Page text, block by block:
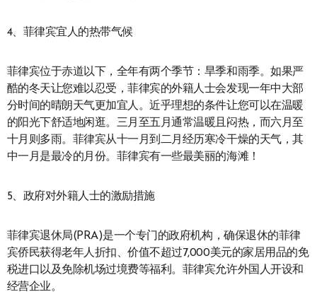
4、菲律宾宜人的热带气候
菲律宾位于赤道以下，全年有两个季节：旱季和雨季。如果严
酷的冬天让您难以忍受，菲律宾的外籍人士会发现一年中大部
分时间的晴朗天气更加宜人。近乎理想的条件让您可以在温暖
的阳光下舒适地闲逛。三月至五月通常温暖且闷热，而六月至
十月则多雨。菲律宾从十一月到二月经历寒冷干燥的天气，其
中一月是最冷的月份。菲律宾有一些最美丽的海滩！
5、政府对外籍人士的激励措施
菲律宾退休局(PRA)是一个专门的政府机构，确保退休的菲律
宾侨民获得老年人折扣、价值不超过7,000美元的家居用品的免
税进口以及免除机场过境费等福利。菲律宾允许外国人开设和
经营企业。